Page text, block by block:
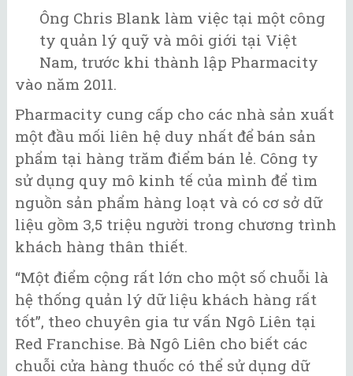
Ông Chris Blank làm việc tại một công
ty quản lý quỹ và môi giới tại Việt
Nam, trước khi thành lập Pharmacity
vào năm 2011.
Pharmacity cung cấp cho các nhà sản xuất
một đầu mối liên hệ duy nhất để bán sản
phẩm tại hàng trăm điểm bán lẻ. Công ty
sử dụng quy mô kinh tế của mình để tìm
nguồn sản phẩm hàng loạt và có cơ sở dữ
liệu gồm 3,5 triệu người trong chương trình
khách hàng thân thiết.
“Một điểm cộng rất lớn cho một số chuỗi là
hệ thống quản lý dữ liệu khách hàng rất
tốt”, theo chuyên gia tư vấn Ngô Liên tại
Red Franchise. Bà Ngô Liên cho biết các
chuỗi cửa hàng thuốc có thể sử dụng dữ